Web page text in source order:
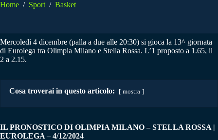
Home / Sport / Basket
Mercoledì 4 dicembre (palla a due alle 20:30) si gioca la 13^ giornata
di Eurolega tra Olimpia Milano e Stella Rossa. L’1 proposto a 1.65, il
2 a 2.15.
Cosa troverai in questo articolo: mostra
IL PRONOSTICO DI OLIMPIA MILANO – STELLA ROSSA |
EUROLEGA – 4/12/2024